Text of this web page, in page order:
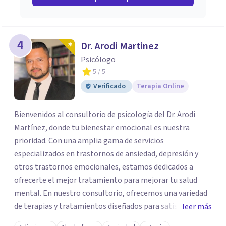
4 Dr. Arodi Martinez
Psicólogo
5 / 5
Verificado
Terapia Online
Bienvenidos al consultorio de psicología del Dr. Arodi
Martínez, donde tu bienestar emocional es nuestra
prioridad. Con una amplia gama de servicios
especializados en trastornos de ansiedad, depresión y
otros trastornos emocionales, estamos dedicados a
ofrecerte el mejor tratamiento para mejorar tu salud
mental. En nuestro consultorio, ofrecemos una variedad
de terapias y tratamientos diseñados para satisfacer tus
necesidades específicas: Terapia para Trastornos de
leer más